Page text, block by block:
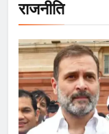
राजनीति